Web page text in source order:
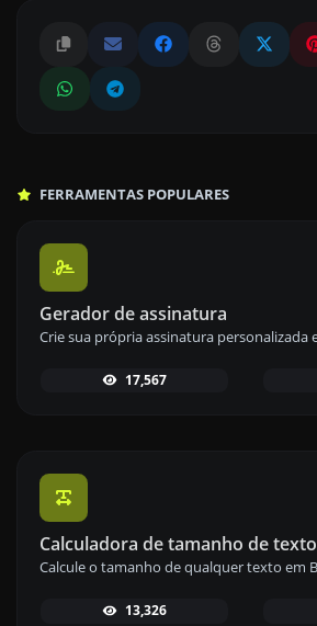
FERRAMENTAS POPULARES
Gerador de assinatura
17,567
Calculadora de tamanho de texto
13,326